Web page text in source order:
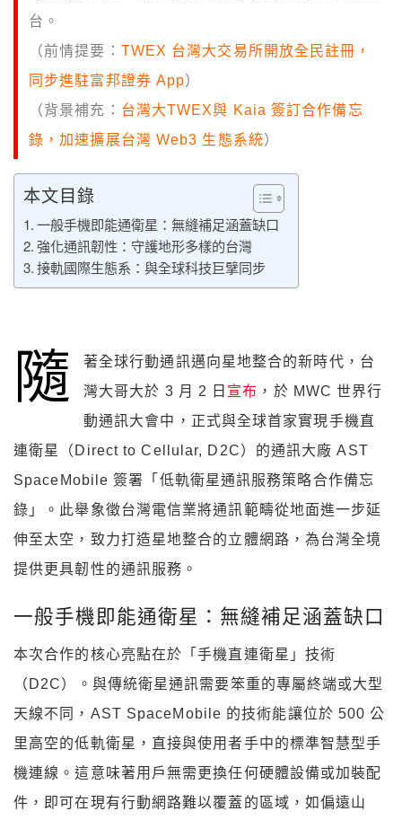
台。
（前情提要： TWEX 台灣大交易所開放全民註冊，
同步進駐富邦證券 App）
（背景補充： 台灣大TWEX與 Kaia 簽訂合作備忘
錄，加速擴展台灣 Web3 生態系統）
本文目錄
一般手機即能通衛星：無縫補足涵蓋缺口
強化通訊韌性：守護地形多樣的台灣
接軌國際生態系：與全球科技巨擘同步
隨
著全球行動通訊邁向星地整合的新時代，台
灣大哥大於 3 月 2 日 宣布 ，於 MWC 世界行
動通訊大會中，正式與全球首家實現手機直
連衛星（Direct to Cellular, D2C）的通訊大廠 AST
SpaceMobile 簽署「低軌衛星通訊服務策略合作備忘
錄」。此舉象徵台灣電信業將通訊範疇從地面進一步延
伸至太空，致力打造星地整合的立體網路，為台灣全境
提供更具韌性的通訊服務。
一般手機即能通衛星：無縫補足涵蓋缺口
本次合作的核心亮點在於「手機直連衛星」技術
（D2C）。與傳統衛星通訊需要笨重的專屬終端或大型
天線不同，AST SpaceMobile 的技術能讓位於 500 公
里高空的低軌衛星，直接與使用者手中的標準智慧型手
機連線。這意味著用戶無需更換任何硬體設備或加裝配
件，即可在現有行動網路難以覆蓋的區域，如偏遠山